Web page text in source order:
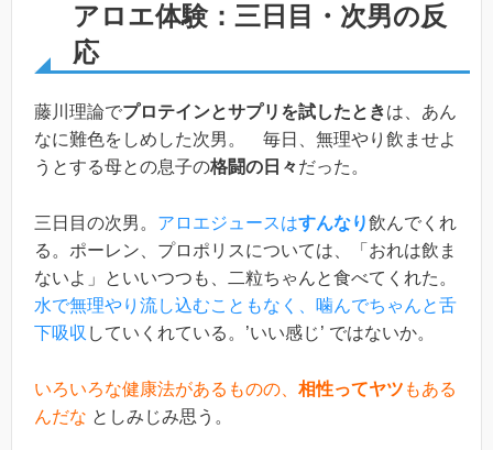
アロエ体験：三日目・次男の反
応
藤川理論でプロテインとサプリを試したときは、あん
なに難色をしめした次男。 毎日、無理やり飲ませよ
うとする母との息子の格闘の日々だった。
三日目の次男。 アロエジュースはすんなり飲んでくれ
る。ポーレン、プロポリスについては、「おれは飲ま
ないよ」といいつつも、二粒ちゃんと食べてくれた。
水で無理やり流し込むこともなく、噛んでちゃんと舌
下吸収 していくれている。’いい感じ’ ではないか。
いろいろな健康法があるものの、 相性ってヤツ もある
んだな としみじみ思う。